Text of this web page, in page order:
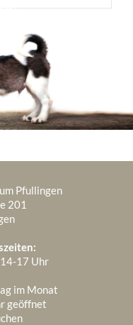
Pfullingen
201
17 Uhr
im Monat
geöffnet